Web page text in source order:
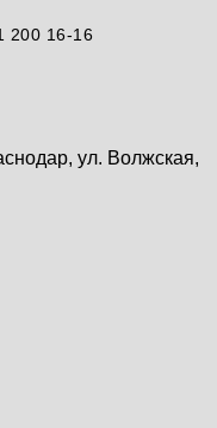
200 16-16
ул. Волжская,